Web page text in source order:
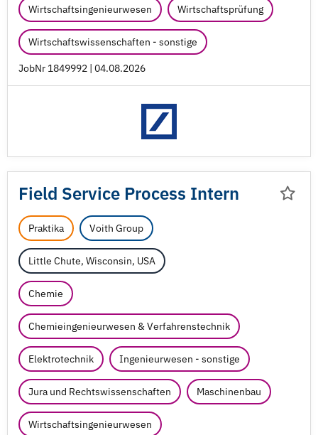
Wirtschaftsingenieurwesen Wirtschaftsprüfung
Wirtschaftswissenschaften - sonstige
JobNr 1849992 | 04.08.2026
Field Service Process Intern
Praktika Voith Group
Little Chute, Wisconsin, USA
Chemie
Chemieingenieurwesen & Verfahrenstechnik
Elektrotechnik Ingenieurwesen - sonstige
Jura und Rechtswissenschaften Maschinenbau
Wirtschaftsingenieurwesen